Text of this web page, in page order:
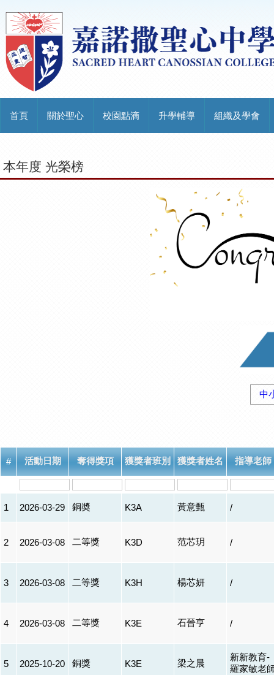
首頁 關於聖心 校園點滴 升學輔導 組織及學會
本年度 光榮榜
中
# 活動日期 奪得獎項 獲獎者班別 獲獎者姓名 指導老師
1 2026-03-29 銅奬 K3A 黃意甄 /
2 2026-03-08 二等獎 K3D 范芯玥 /
3 2026-03-08 二等獎 K3H 楊芯妍 /
4 2026-03-08 二等獎 K3E 石晉亨 /
5 2025-10-20 銅獎 K3E 梁之晨
新新教育-
羅家敏老